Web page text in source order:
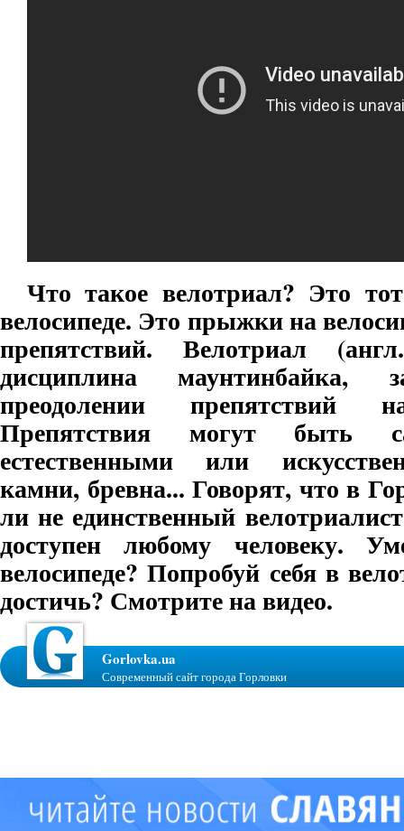
Что такое велотриал? Это
велосипеде. Это прыжки на
препятствий. Велотриал
дисциплина маунтинбайка,
преодолении препятствий
Препятствия могут быть
естественными или
камни, бревна... Говорят, что в
ли не единственный
доступен любому человеку.
велосипеде? Попробуй себя в
достичь? Смотрите на видео.
Gorlovka.ua
Современный сайт города Горловки